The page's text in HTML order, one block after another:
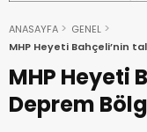
ANASAYFA
GENEL
MHP Heyeti Bahçeli’nin
MHP Heyeti
Deprem